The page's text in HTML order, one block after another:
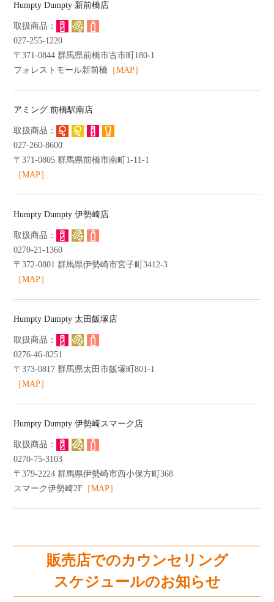
Humpty Dumpty 新前橋店
027-255-1220
〒371-0844 群馬県前橋市古市町180-1
フォレストモール新前橋 ［MAP］
アミング 前橋駅南店
027-260-8600
〒371-0805 群馬県前橋市南町1-11-1
［MAP］
Humpty Dumpty 伊勢崎店
0270-21-1360
〒372-0801 群馬県伊勢崎市宮子町3412-3
［MAP］
Humpty Dumpty 太田飯塚店
0276-46-8251
〒373-0817 群馬県太田市飯塚町801-1
［MAP］
Humpty Dumpty 伊勢崎スマーク店
0270-75-3103
〒379-2224 群馬県伊勢崎市西小保方町368
スマーク伊勢崎2F ［MAP］
販売店でのカウンセリング
スケジュールのお知らせ